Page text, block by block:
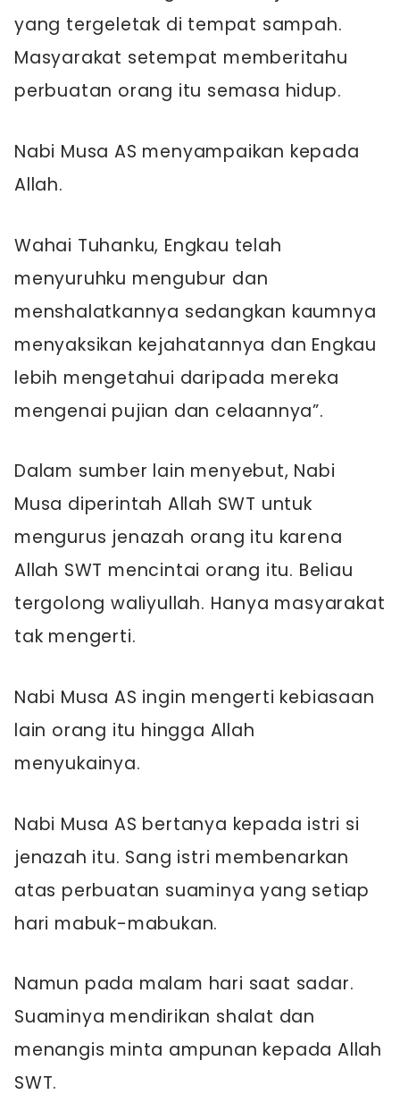
yang tergeletak di tempat sampah.
Masyarakat setempat memberitahu
perbuatan orang itu semasa hidup.
Nabi Musa AS menyampaikan kepada
Allah.
Wahai Tuhanku, Engkau telah
menyuruhku mengubur dan
menshalatkannya sedangkan kaumnya
menyaksikan kejahatannya dan Engkau
lebih mengetahui daripada mereka
mengenai pujian dan celaannya”.
Dalam sumber lain menyebut, Nabi
Musa diperintah Allah SWT untuk
mengurus jenazah orang itu karena
Allah SWT mencintai orang itu. Beliau
tergolong waliyullah. Hanya masyarakat
tak mengerti.
Nabi Musa AS ingin mengerti kebiasaan
lain orang itu hingga Allah
menyukainya.
Nabi Musa AS bertanya kepada istri si
jenazah itu. Sang istri membenarkan
atas perbuatan suaminya yang setiap
hari mabuk-mabukan.
Namun pada malam hari saat sadar.
Suaminya mendirikan shalat dan
menangis minta ampunan kepada Allah
SWT.